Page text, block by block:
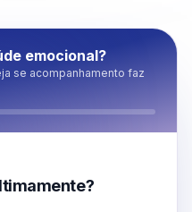
emocional?
se acompanhamento faz